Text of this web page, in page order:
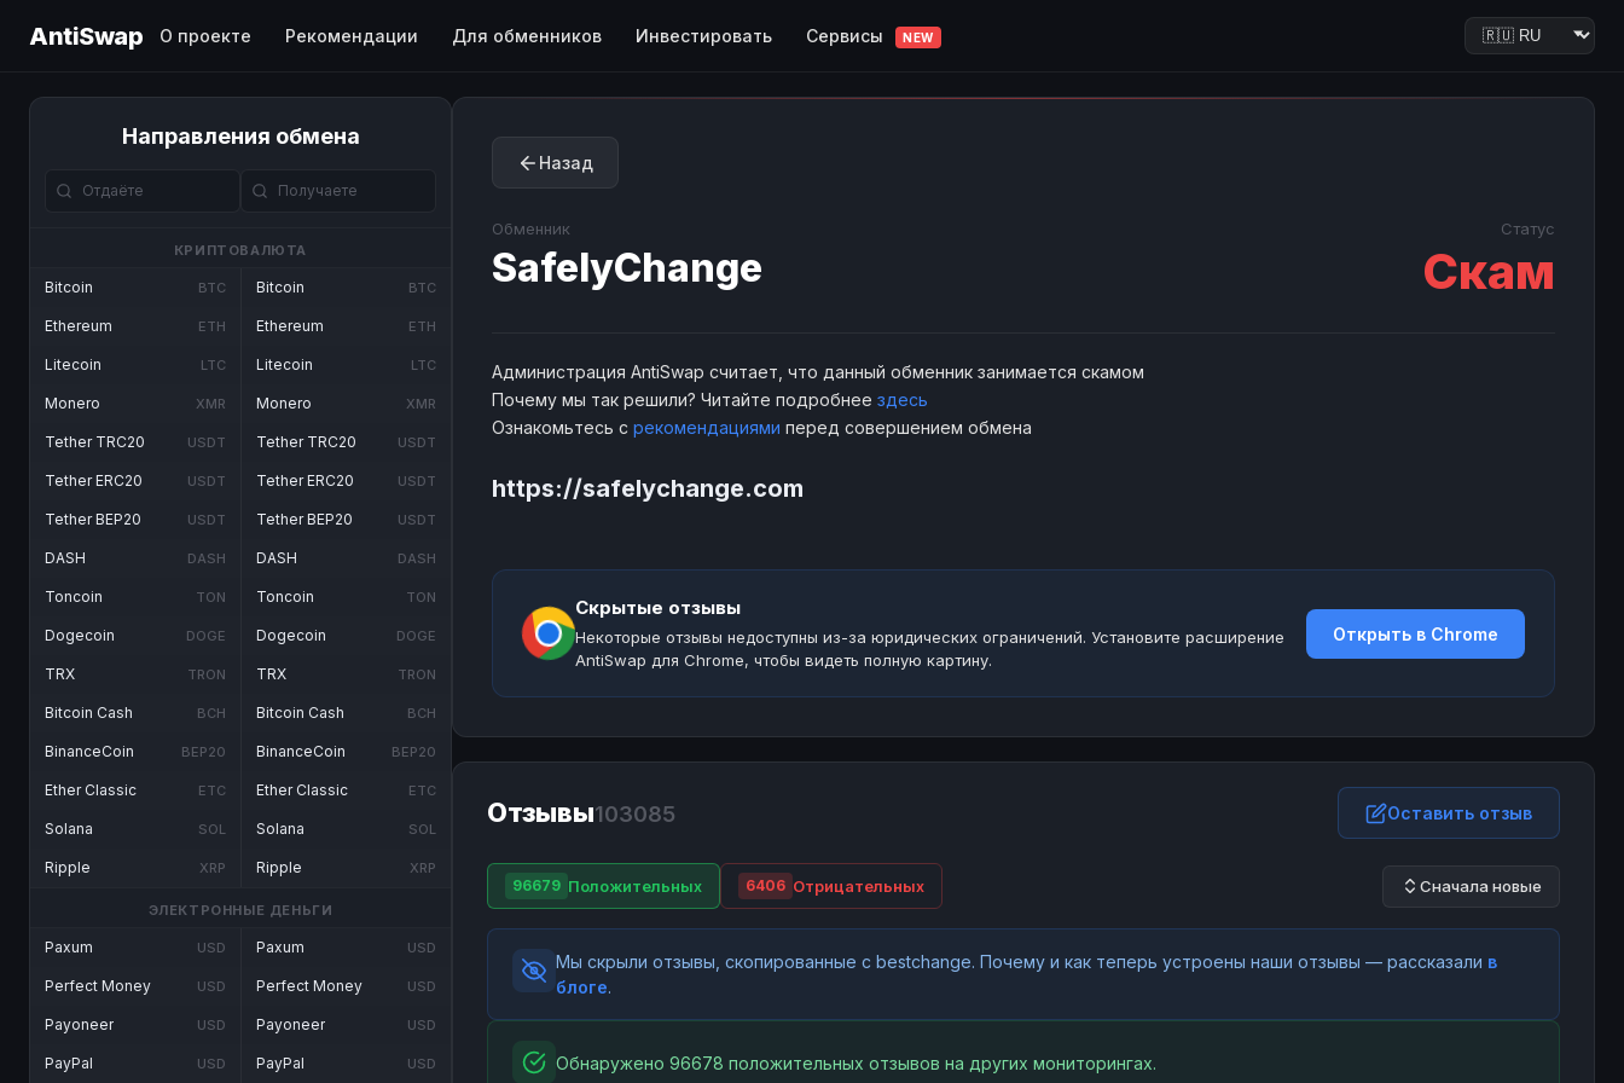
AntiSwap О проекте Рекомендации Для обменников Инвестировать Сервисы NEW
Направления обмена
КРИПТОВАЛЮТА
Bitcoin BTC
Ethereum ETH
Litecoin LTC
Monero XMR
Tether TRC20 USDT
Tether ERC20 USDT
Tether BEP20 USDT
DASH DASH
Toncoin TON
Dogecoin DOGE
TRX TRON
Bitcoin Cash BCH
BinanceCoin BEP20
Ether Classic ETC
Solana SOL
Ripple XRP
Bitcoin BTC
Ethereum ETH
Litecoin LTC
Monero XMR
Tether TRC20 USDT
Tether ERC20 USDT
Tether BEP20 USDT
DASH DASH
Toncoin TON
Dogecoin DOGE
TRX TRON
Bitcoin Cash BCH
BinanceCoin BEP20
Ether Classic ETC
Solana SOL
Ripple XRP
ЭЛЕКТРОННЫЕ ДЕНЬГИ
Paxum USD
Perfect Money USD
Payoneer USD
PayPal USD
Paxum USD
Perfect Money USD
Payoneer USD
PayPal USD
Назад
Обменник
SafelyChange
Статус
Скам
Администрация AntiSwap считает, что данный обменник занимается скамом
Почему мы так решили? Читайте подробнее здесь
Ознакомьтесь с рекомендациями перед совершением обмена
https://safelychange.com
Скрытые отзывы
Некоторые отзывы недоступны из-за юридических ограничений. Установите расширение
AntiSwap для Chrome, чтобы видеть полную картину.
Открыть в Chrome
Отзывы103085 Оставить отзыв
96679 Положительных 6406 Отрицательных Сначала новые
Мы скрыли отзывы, скопированные с bestchange. Почему и как теперь устроены наши отзывы — рассказали в
блоге.
Обнаружено 96678 положительных отзывов на других мониторингах.